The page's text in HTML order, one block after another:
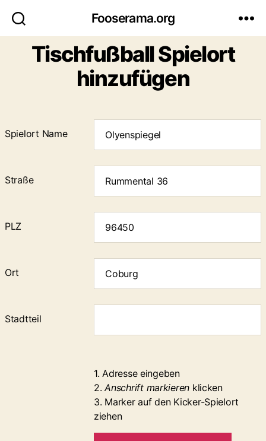
Fooserama.org
Tischfußball Spielort
hinzufügen
Spielort Name
Straße
PLZ
Ort
Stadtteil
1. Adresse eingeben
2.Anschrift markieren klicken
3. Marker auf den Kicker-Spielort
ziehen